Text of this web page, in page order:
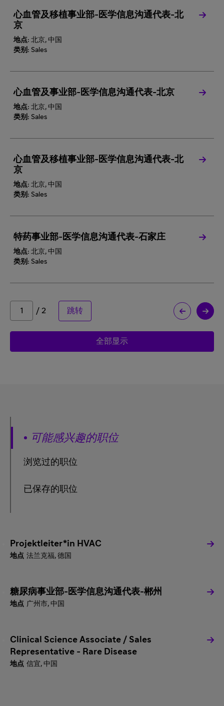
心血管及移植事业部-医学信息沟通代表-北
京
地点: 北京, 中国
类别: Sales
心血管及事业部-医学信息沟通代表-北京
地点: 北京, 中国
类别: Sales
心血管及移植事业部-医学信息沟通代表-北
京
地点: 北京, 中国
类别: Sales
特药事业部-医学信息沟通代表-石家庄
地点: 北京, 中国
类别: Sales
/ 2 跳转
全部显示
可能感兴趣的职位
浏览过的职位
已保存的职位
Projektleiter*in HVAC
法兰克福, 德国
糖尿病事业部-医学信息沟通代表-郴州
广州市, 中国
Clinical Science Associate / Sales
Representative - Rare Disease
信宜, 中国